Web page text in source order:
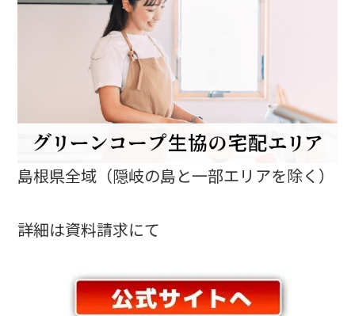
島根県全域（隠岐の島と一部エリアを除く）
詳細は資料請求にて